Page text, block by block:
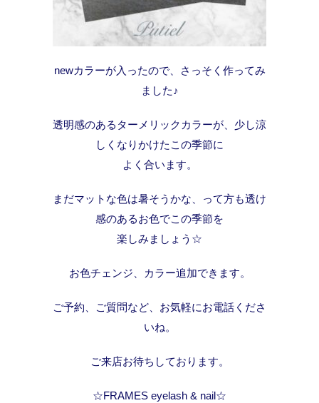
newカラーが入ったので、さっそく作ってみ
ました♪
透明感のあるターメリックカラーが、少し涼
しくなりかけたこの季節に
よく合います。
まだマットな色は暑そうかな、って方も透け
感のあるお色でこの季節を
楽しみましょう☆
お色チェンジ、カラー追加できます。
ご予約、ご質問など、お気軽にお電話くださ
いね。
ご来店お待ちしております。
☆FRAMES eyelash & nail☆